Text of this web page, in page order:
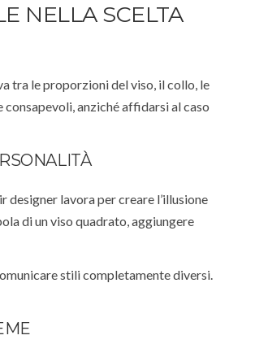
NELLA SCELTA
tra le proporzioni del viso, il collo, le
anziché affidarsi al caso
designer lavora per creare l’illusione
di un viso quadrato, aggiungere
stili completamente diversi.